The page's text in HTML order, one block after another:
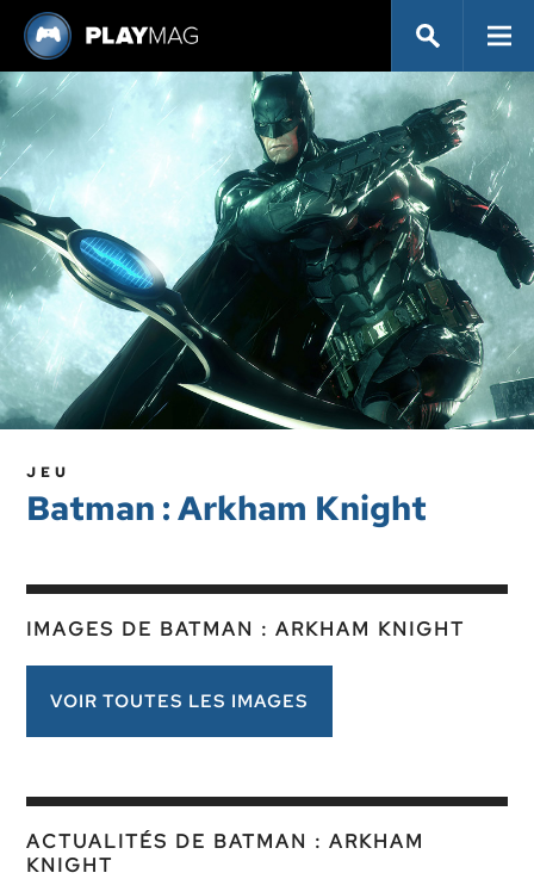
JEU
Batman : Arkham Knight
IMAGES DE BATMAN : ARKHAM KNIGHT
VOIR TOUTES LES IMAGES
ACTUALITÉS DE BATMAN : ARKHAM
KNIGHT